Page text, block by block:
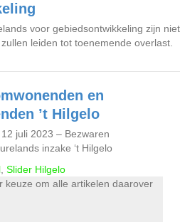
voor gebiedsontwikkeling zijn niet
leiden tot toenemende overlast.
en
’t Hilgelo
juli 2023 – Bezwaren
inzake ‘t Hilgelo
, Slider Hilgelo
keuze om alle artikelen daarover